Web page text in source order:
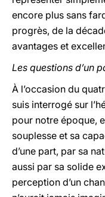
encore plus sans
progrès, de la
avantages et
Les questions d’un
À l’occasion du
suis interrogé sur
pour notre époque,
souplesse et sa
d’une part, par sa
aussi par sa solide
perception d’un